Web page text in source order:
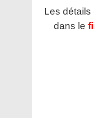
Les détails
dans le